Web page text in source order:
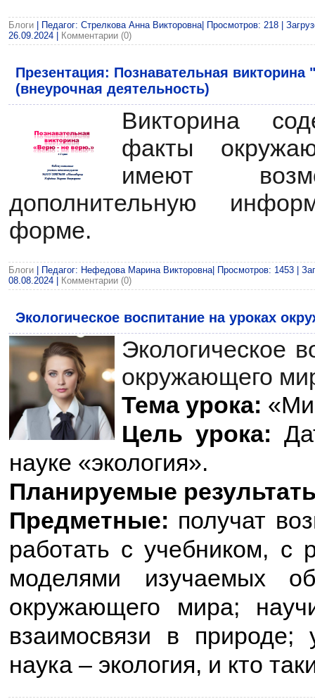
Блоги | Педагог: Стрелкова Анна Викторовна| Просмотров: 218 |
26.09.2024
Комментарии (0)
Презентация: Познавательная
(внеурочная деятельность)
Викторина
факты
имеют
дополнительную
форме.
Блоги | Педагог: Нефедова Марина Викторовна| Просмотров: 1453 |
08.08.2024
Комментарии (0)
Экологическое воспитание на уроках
Экологическое
окружающего
Тема урока:
Цель урока:
науке «экология».
Планируемые
Предметные: получат
работать с учебником, с
моделями изучаемых
окружающего мира;
взаимосвязи в природе;
наука – экология, и кто